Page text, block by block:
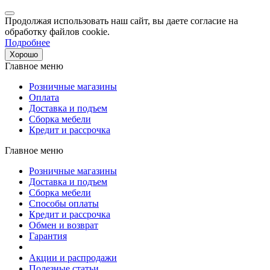
Продолжая использовать наш сайт, вы даете согласие на
обработку файлов cookie.
Подробнее
Хорошо
Главное меню
Розничные магазины
Оплата
Доставка и подъем
Сборка мебели
Кредит и рассрочка
Главное меню
Розничные магазины
Доставка и подъем
Сборка мебели
Способы оплаты
Кредит и рассрочка
Обмен и возврат
Гарантия
Акции и распродажи